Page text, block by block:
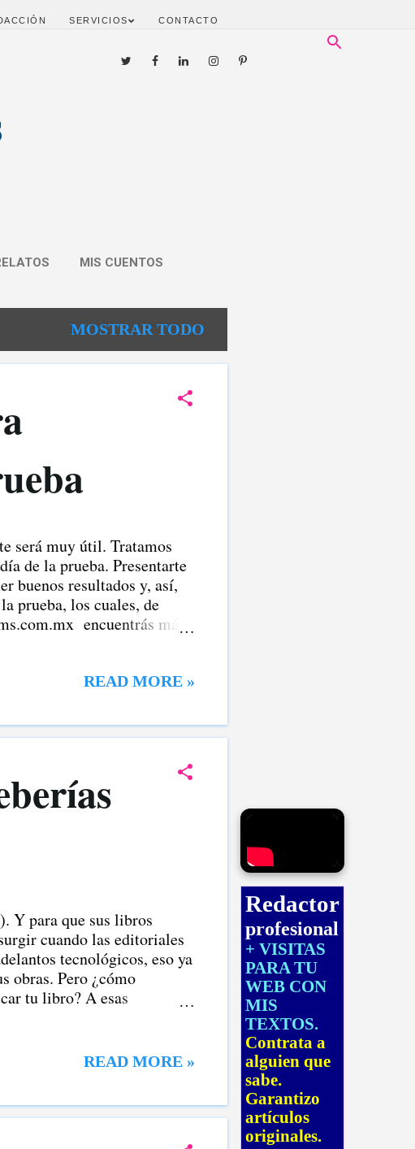
SERVICIOS CONTACTO
MIS CUENTOS
Redactor
profesional
+ VISITAS
PARA TU
WEB CON
MIS
TEXTOS.
Contrata a
alguien que
sabe.
Garantizo
artículos
originales.
MOSTRAR TODO
será muy útil. Tratamos
de la prueba. Presentarte
buenos resultados y, así,
prueba, los cuales, de
encuentrás más
el examen Comipems .
READ MORE »
Y para que sus libros
cuando las editoriales
tecnológicos, eso ya
obras. Pero ¿cómo
tu libro? A esas
todo el proceso para
5 años y recibe un
...
READ MORE »